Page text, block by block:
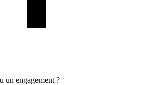
un engagement ?